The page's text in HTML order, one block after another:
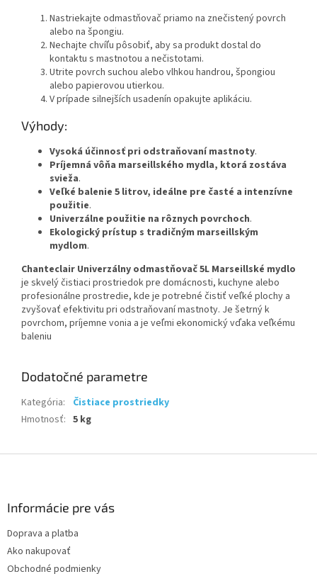
Nastriekajte odmastňovač priamo na znečistený povrch
alebo na špongiu.
Nechajte chvíľu pôsobiť, aby sa produkt dostal do
kontaktu s mastnotou a nečistotami.
Utrite povrch suchou alebo vlhkou handrou, špongiou
alebo papierovou utierkou.
V prípade silnejších usadenín opakujte aplikáciu.
Výhody:
Vysoká účinnosť pri odstraňovaní mastnoty.
Príjemná vôňa marseillského mydla, ktorá zostáva
svieža.
Veľké balenie 5 litrov, ideálne pre časté a intenzívne
použitie.
Univerzálne použitie na rôznych povrchoch.
Ekologický prístup s tradičným marseillským
mydlom.
Chanteclair Univerzálny odmastňovač 5L Marseillské mydlo
je skvelý čistiaci prostriedok pre domácnosti, kuchyne alebo
profesionálne prostredie, kde je potrebné čistiť veľké plochy a
zvyšovať efektivitu pri odstraňovaní mastnoty. Je šetrný k
povrchom, príjemne vonia a je veľmi ekonomický vďaka veľkému
baleniu
Dodatočné parametre
Kategória:
Čistiace prostriedky
Hmotnosť: 5 kg
Informácie pre vás
Doprava a platba
Ako nakupovať
Obchodné podmienky